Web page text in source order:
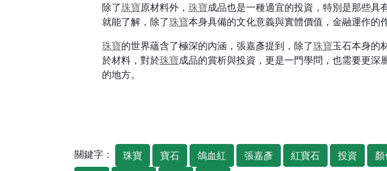
除了珠寶原材料外， 珠寶成品也是一種適宜的投資，特別是那些具
就能了解，除了珠寶本身具備的文化意義與實體價值，金融運作的
珠寶的世界蘊含了極深的內涵，張嘉彥提到，除了珠寶玉石本身的
於材料，對於珠寶成品的賞析與投資，更是一門學問，也需要更深
的地方。
關鍵字： 珠寶 寶石 鴿血紅 張嘉彥 紅寶石 投資